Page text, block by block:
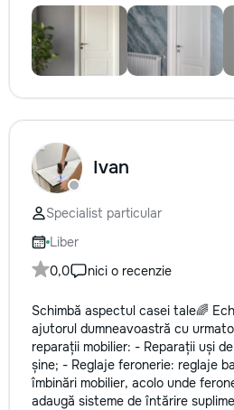
Ivan
Specialist particular
Liber
0,0
nici o recenzie
Schimbă aspectul casei tale🌈
ajutorul dumneavoastră cu
reparații mobilier: - Reparații uși
șine; - Reglaje feronerie: reglaje
îmbinări mobilier, acolo unde
adaugă sisteme de întărire